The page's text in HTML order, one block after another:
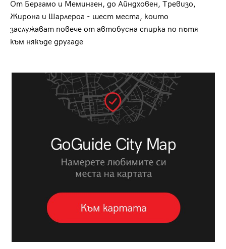
От Бергамо и Меминген, до Айндховен, Тревизо,
Жирона и Шарлероа - шест места, които
заслужават повече от автобусна спирка по пътя
към някъде другаде